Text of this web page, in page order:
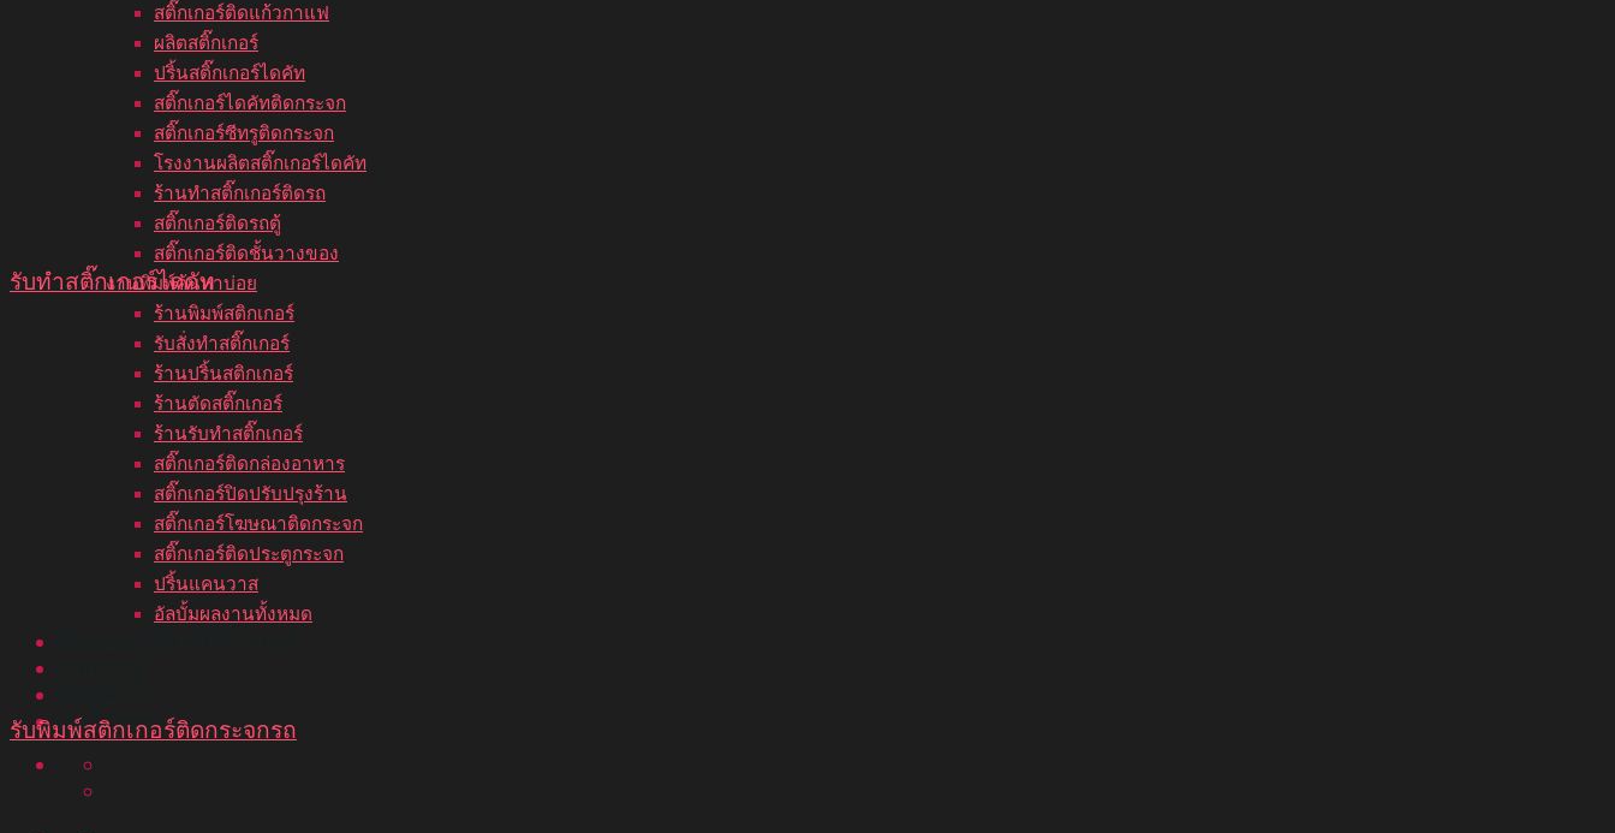
สติ๊กเกอร์ติดแก้วกาแฟ
ผลิตสติ๊กเกอร์
ปริ้นสติ๊กเกอร์ไดคัท
สติ๊กเกอร์ไดคัทติดกระจก
สติ๊กเกอร์ซีทรูติดกระจก
โรงงานผลิตสติ๊กเกอร์ไดคัท
ร้านทำสติ๊กเกอร์ติดรถ
สติ๊กเกอร์ติดรถตู้
สติ๊กเกอร์ติดชั้นวางของ
งานพิมพ์ค้นหาบ่อย
ร้านพิมพ์สติกเกอร์
รับสั่งทำสติ๊กเกอร์
ร้านปริ้นสติกเกอร์
ร้านตัดสติ๊กเกอร์
ร้านรับทำสติ๊กเกอร์
สติ๊กเกอร์ติดกล่องอาหาร
สติ๊กเกอร์ปิดปรับปรุงร้าน
สติ๊กเกอร์โฆษณาติดกระจก
สติ๊กเกอร์ติดประตูกระจก
ปริ้นแคนวาส
อัลบั้มผลงานทั้งหมด
อัลบั้มผลงาน
รับทําสติ๊กเกอร์ไดคัท
รับพิมพ์สติกเกอร์ติดกระจกรถ